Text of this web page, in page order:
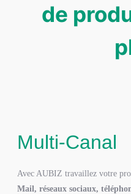
de
Multi-Canal
Avec AUBIZ travaillez votre
Mail, réseaux sociaux,